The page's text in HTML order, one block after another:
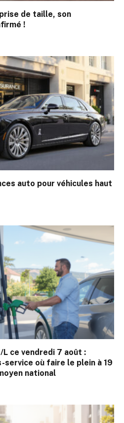
de taille, son
!
auto pour véhicules haut
ce vendredi 7 août :
où faire le plein à 19
national